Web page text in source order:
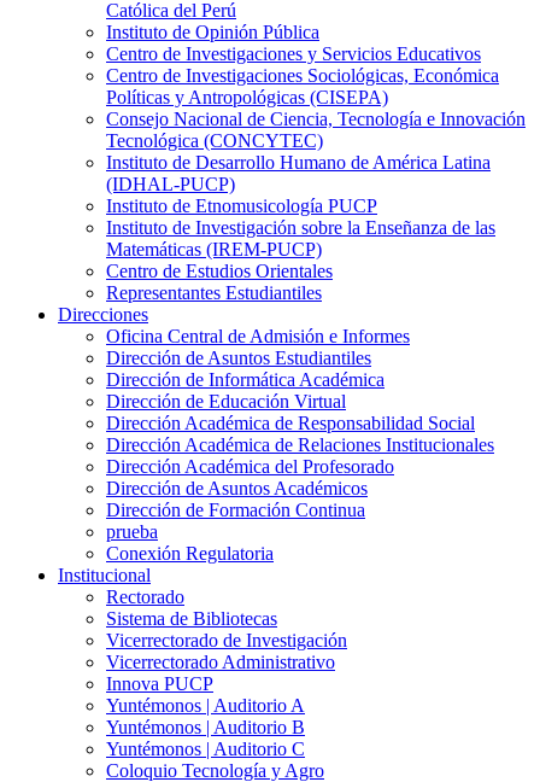
Católica del Perú
Instituto de Opinión Pública
Centro de Investigaciones y Servicios Educativos
Centro de Investigaciones Sociológicas, Económica
Políticas y Antropológicas (CISEPA)
Consejo Nacional de Ciencia, Tecnología e Innovación
Tecnológica (CONCYTEC)
Instituto de Desarrollo Humano de América Latina
(IDHAL-PUCP)
Instituto de Etnomusicología PUCP
Instituto de Investigación sobre la Enseñanza de las
Matemáticas (IREM-PUCP)
Centro de Estudios Orientales
Representantes Estudiantiles
Direcciones
Oficina Central de Admisión e Informes
Dirección de Asuntos Estudiantiles
Dirección de Informática Académica
Dirección de Educación Virtual
Dirección Académica de Responsabilidad Social
Dirección Académica de Relaciones Institucionales
Dirección Académica del Profesorado
Dirección de Asuntos Académicos
Dirección de Formación Continua
prueba
Conexión Regulatoria
Institucional
Rectorado
Sistema de Bibliotecas
Vicerrectorado de Investigación
Vicerrectorado Administrativo
Innova PUCP
Yuntémonos | Auditorio A
Yuntémonos | Auditorio B
Yuntémonos | Auditorio C
Coloquio Tecnología y Agro